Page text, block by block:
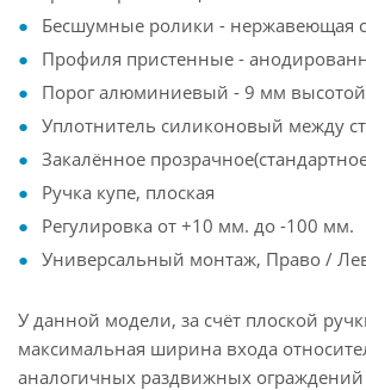
Бесшумные ролики - нержавеющая
Профиля пристенные -
Порог алюминиевый - 9 мм высотой
Уплотнитель силиконовый между
Закалённое
Ручка купе, плоская
Регулировка от +10 мм. до -100 мм.
Универсальный монтаж, Право /
У данной модели, за счёт плоской
максимальная ширина входа
аналогичных раздвижных ограждений